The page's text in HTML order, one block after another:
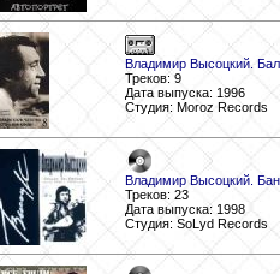
Владимир Высоцкий.
Треков: 9
Дата выпуска: 1996
Студия: Moroz Records
Владимир Высоцкий.
Треков: 23
Дата выпуска: 1998
Студия: SoLyd Records